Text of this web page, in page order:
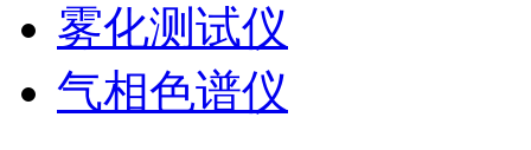
雾化测试仪
气相色谱仪